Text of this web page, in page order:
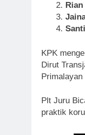
KPK
Dirut
Plt Juru
praktik